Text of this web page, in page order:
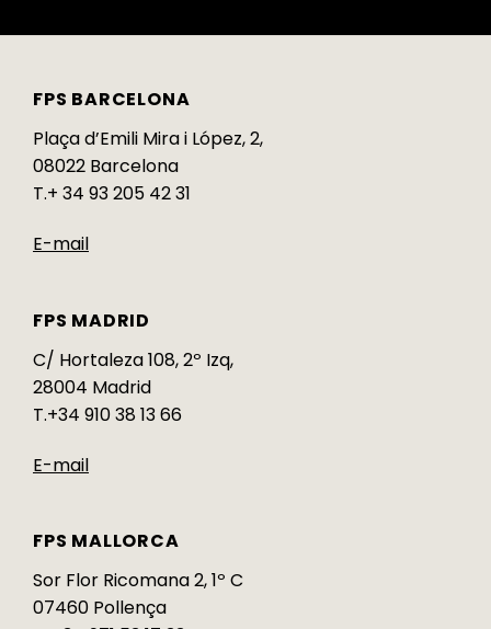
FPS BARCELONA
Plaça d’Emili Mira i López, 2,
08022 Barcelona
T.+ 34 93 205 42 31
E-mail
FPS MADRID
C/ Hortaleza 108, 2º Izq,
28004 Madrid
T.+34 910 38 13 66
E-mail
FPS MALLORCA
Sor Flor Ricomana 2, 1º C
07460 Pollença